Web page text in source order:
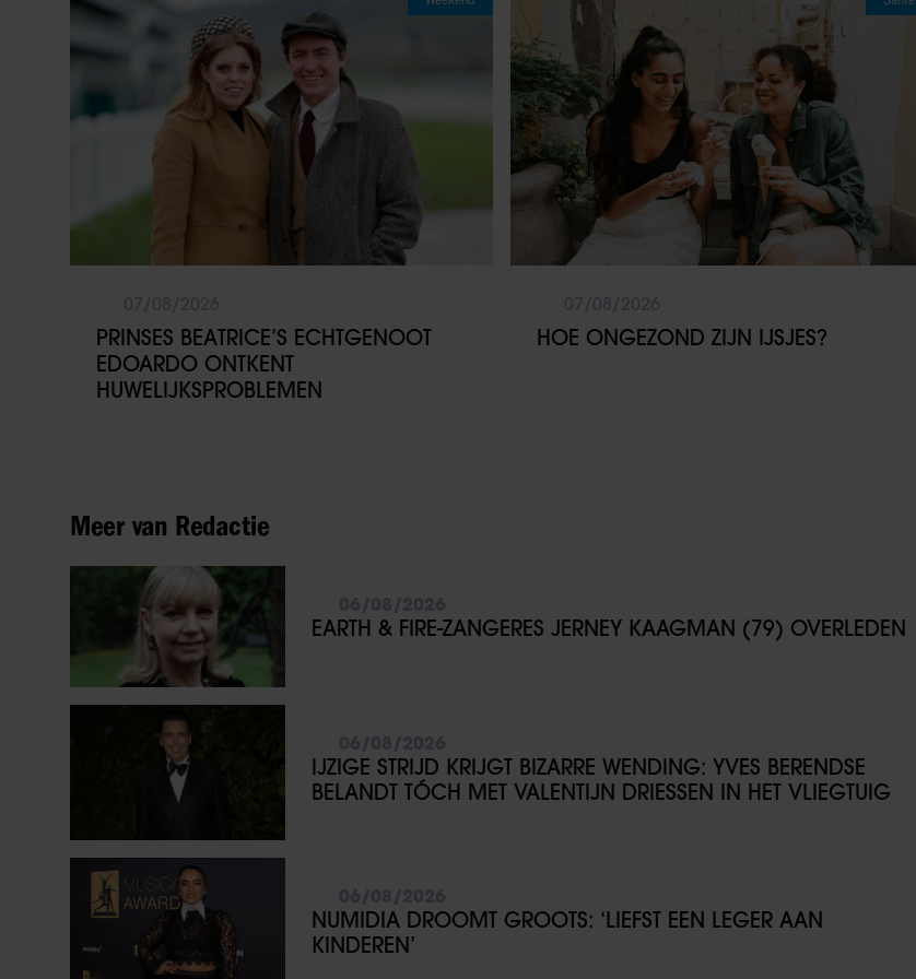
PRINSES BEATRICE’S ECHTGENOOT
EDOARDO ONTKENT
HUWELIJKSPROBLEMEN
HOE ONGEZOND ZIJN IJSJES?
Meer van Redactie
EARTH & FIRE-ZANGERES JERNEY KAAGMAN (79) OVERLEDEN
IJZIGE STRIJD KRIJGT BIZARRE WENDING: YVES BERENDSE
BELANDT TÓCH MET VALENTIJN DRIESSEN IN HET VLIEGTUIG
NUMIDIA DROOMT GROOTS: ‘LIEFST EEN LEGER AAN
KINDEREN’